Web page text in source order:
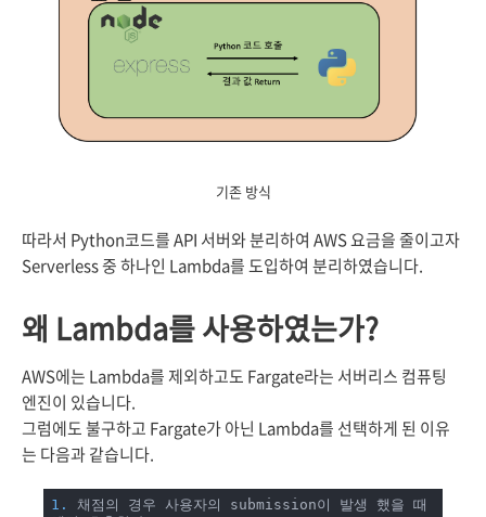
기존 방식
따라서 Python코드를 API 서버와 분리하여 AWS 요금을 줄이고자
Serverless 중 하나인 Lambda를 도입하여 분리하였습니다.
왜 Lambda를 사용하였는가?
AWS에는 Lambda를 제외하고도 Fargate라는 서버리스 컴퓨팅
엔진이 있습니다.
그럼에도 불구하고 Fargate가 아닌 Lambda를 선택하게 된 이유
는 다음과 같습니다.
1.
채점의 경우 사용자의 submission이 발생 했을 때